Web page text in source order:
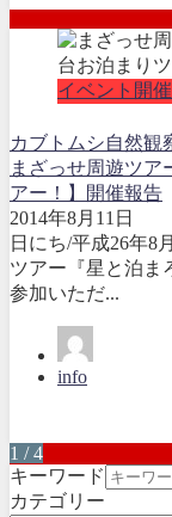
イベント開
カブトムシ自然観
まざっせ周遊ツア
アー！】開催報告
2014年8月11日
日にち/平成26年8
ツアー『星と泊ま
参加いただ...
info
1 / 4
キーワード
カテゴリー